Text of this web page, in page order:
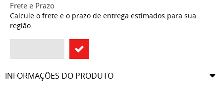
Frete e Prazo
Calcule o frete e o prazo de entrega estimados para sua
região:
INFORMAÇÕES DO PRODUTO